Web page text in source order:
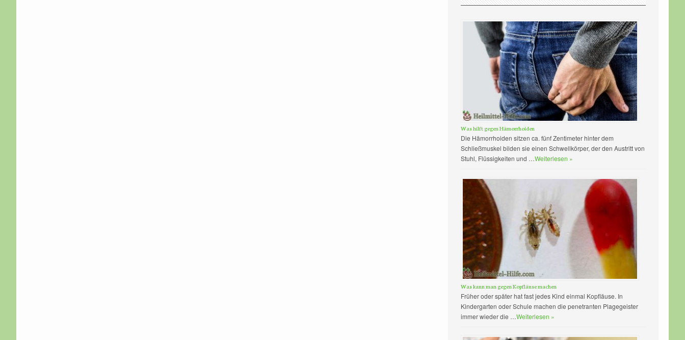
Was hilft gegen Hämorrhoiden
Die Hämorrhoiden sitzen ca. fünf Zentimeter hinter dem
Schließmuskel bilden sie einen Schwellkörper, der den Austritt von
Stuhl, Flüssigkeiten und …Weiterlesen »
Was kann man gegen Kopfläuse machen
Früher oder später hat fast jedes Kind einmal Kopfläuse. In
Kindergarten oder Schule machen die penetranten Plagegeister
immer wieder die …Weiterlesen »